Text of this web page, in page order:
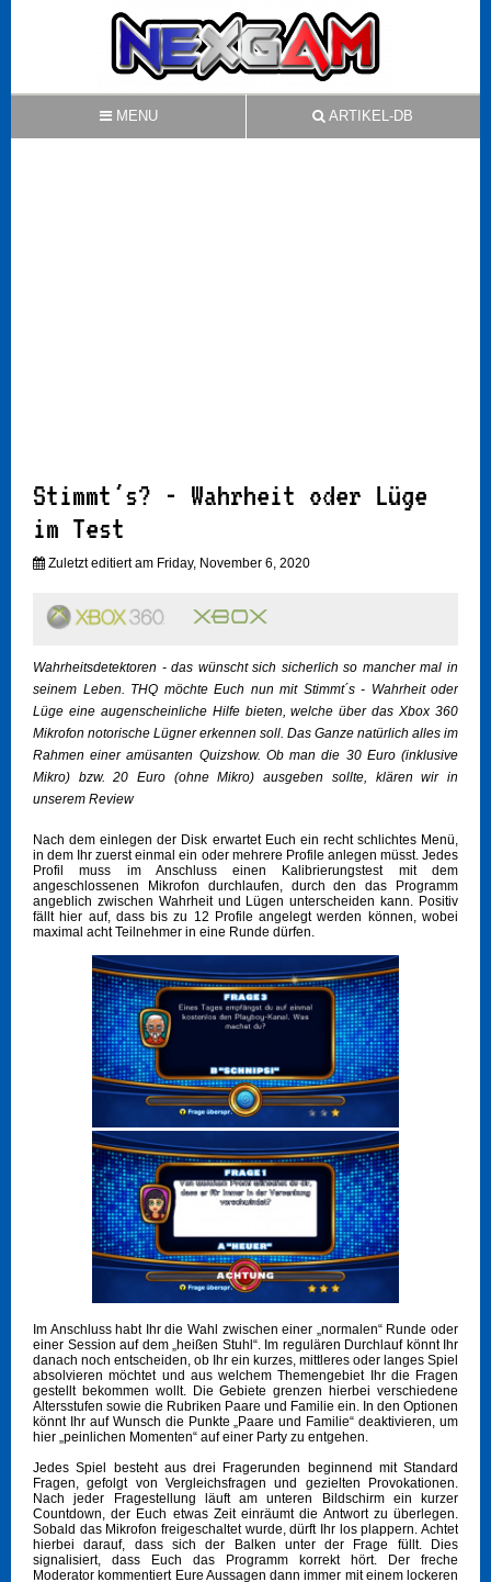
MENU ARTIKEL-DB
Stimmt´s? - Wahrheit oder Lüge
im Test
Zuletzt editiert am Friday, November 6, 2020
Wahrheitsdetektoren - das wünscht sich sicherlich so mancher mal in
seinem Leben. THQ möchte Euch nun mit Stimmt´s - Wahrheit oder
Lüge eine augenscheinliche Hilfe bieten, welche über das Xbox 360
Mikrofon notorische Lügner erkennen soll. Das Ganze natürlich alles im
Rahmen einer amüsanten Quizshow. Ob man die 30 Euro (inklusive
Mikro) bzw. 20 Euro (ohne Mikro) ausgeben sollte, klären wir in
unserem Review
Nach dem einlegen der Disk erwartet Euch ein recht schlichtes Menü,
in dem Ihr zuerst einmal ein oder mehrere Profile anlegen müsst. Jedes
Profil muss im Anschluss einen Kalibrierungstest mit dem
angeschlossenen Mikrofon durchlaufen, durch den das Programm
angeblich zwischen Wahrheit und Lügen unterscheiden kann. Positiv
fällt hier auf, dass bis zu 12 Profile angelegt werden können, wobei
maximal acht Teilnehmer in eine Runde dürfen.
Im Anschluss habt Ihr die Wahl zwischen einer „normalen“ Runde oder
einer Session auf dem „heißen Stuhl“. Im regulären Durchlauf könnt Ihr
danach noch entscheiden, ob Ihr ein kurzes, mittleres oder langes Spiel
absolvieren möchtet und aus welchem Themengebiet Ihr die Fragen
gestellt bekommen wollt. Die Gebiete grenzen hierbei verschiedene
Altersstufen sowie die Rubriken Paare und Familie ein. In den Optionen
könnt Ihr auf Wunsch die Punkte „Paare und Familie“ deaktivieren, um
hier „peinlichen Momenten“ auf einer Party zu entgehen.
Jedes Spiel besteht aus drei Fragerunden beginnend mit Standard
Fragen, gefolgt von Vergleichsfragen und gezielten Provokationen.
Nach jeder Fragestellung läuft am unteren Bildschirm ein kurzer
Countdown, der Euch etwas Zeit einräumt die Antwort zu überlegen.
Sobald das Mikrofon freigeschaltet wurde, dürft Ihr los plappern. Achtet
hierbei darauf, dass sich der Balken unter der Frage füllt. Dies
signalisiert, dass Euch das Programm korrekt hört. Der freche
Moderator kommentiert Eure Aussagen dann immer mit einem lockeren